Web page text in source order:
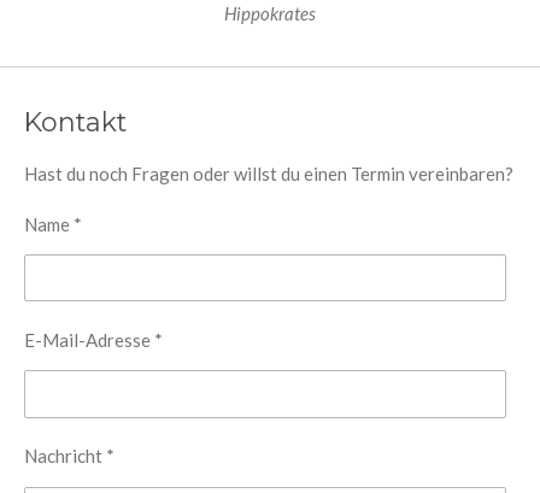
Hippokrates
Kontakt
Hast du noch Fragen oder willst du einen Termin vereinbaren?
Name *
E-Mail-Adresse *
Nachricht *